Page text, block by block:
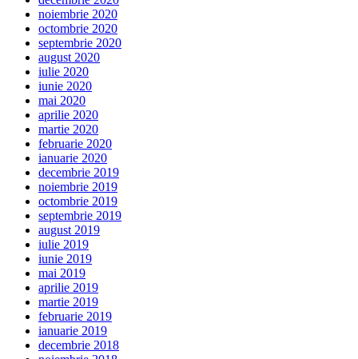
noiembrie 2020
octombrie 2020
septembrie 2020
august 2020
iulie 2020
iunie 2020
mai 2020
aprilie 2020
martie 2020
februarie 2020
ianuarie 2020
decembrie 2019
noiembrie 2019
octombrie 2019
septembrie 2019
august 2019
iulie 2019
iunie 2019
mai 2019
aprilie 2019
martie 2019
februarie 2019
ianuarie 2019
decembrie 2018